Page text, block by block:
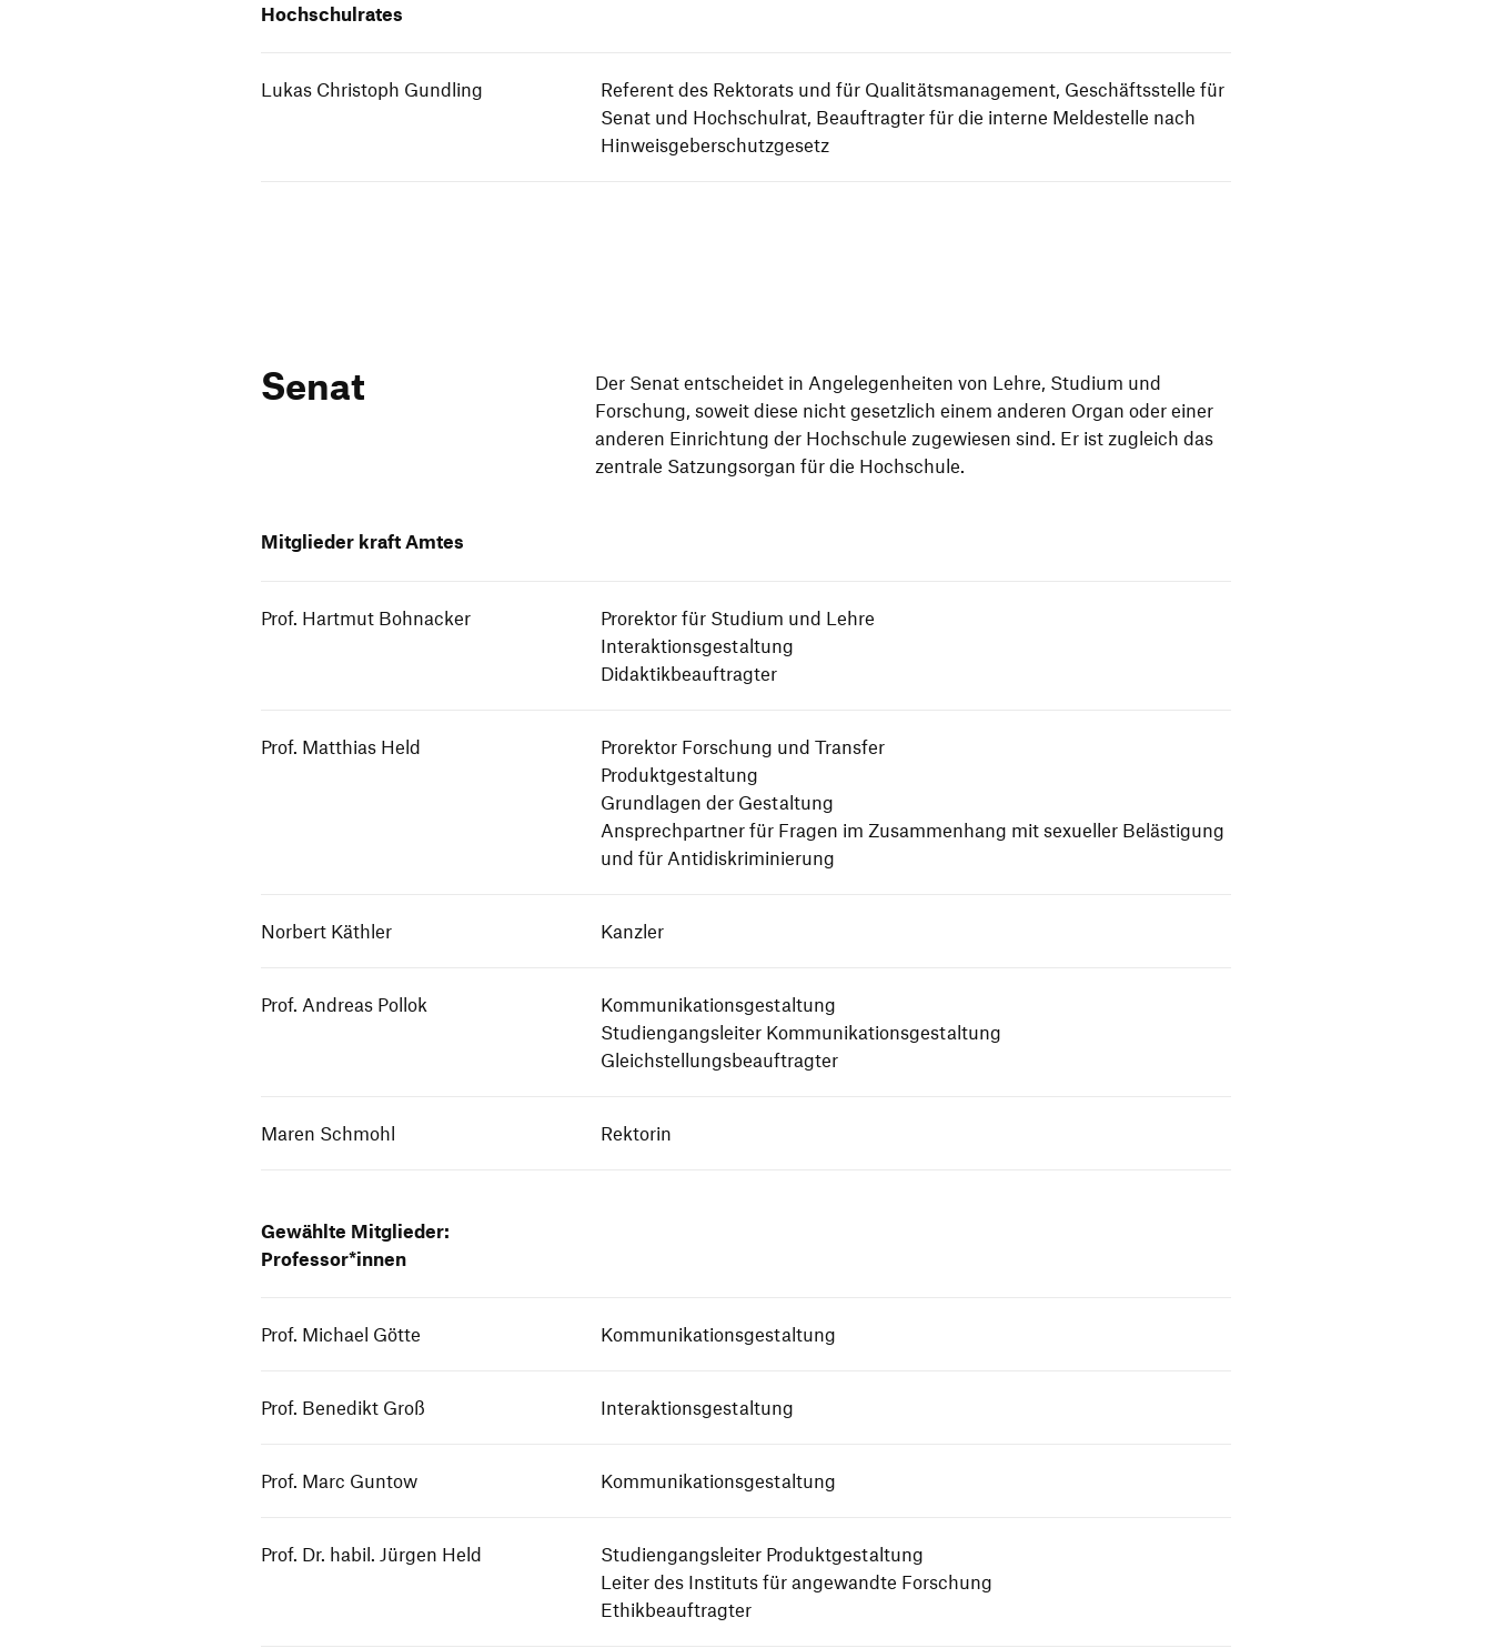
Hochschulrates
Lukas Christoph Gundling
Referent des Rektorats und für Qualitätsmanagement, Geschäftsstelle für
Senat und Hochschulrat, Beauftragter für die interne Meldestelle nach
Hinweisgeberschutzgesetz
Senat
Der Senat entscheidet in Ange­le­gen­heiten von Lehre, Studium und
Forschung, soweit diese nicht gesetz­lich einem anderen Organ oder einer
anderen Einrich­tung der Hoch­schule zuge­wiesen sind. Er ist zugleich das
zentrale Satzungs­organ für die Hochschule.
Mitglieder kraft Amtes
Prof. Hartmut Bohnacker
Prorektor für Studium und Lehre
Interaktionsgestaltung
Didaktikbeauftragter
Prof. Matthias Held
Prorektor Forschung und Transfer
Produktgestaltung
Grundlagen der Gestaltung
Ansprechpartner für Fragen im Zusam­men­hang mit sexu­eller Belästigung
und für Antidiskriminierung
Norbert Käthler Kanzler
Prof. Andreas Pollok
Kommunikationsgestaltung
Studiengangsleiter Kommunikationsgestaltung
Gleichstellungsbeauftragter
Maren Schmohl Rektorin
Gewählte Mitglieder:
Professor*innen
Prof. Michael Götte Kommunikationsgestaltung
Prof. Benedikt Groß Interaktionsgestaltung
Prof. Marc Guntow Kommunikationsgestaltung
Prof. Dr. habil. Jürgen Held
Studiengangsleiter Produktgestaltung
Leiter des Instituts für angewandte Forschung
Ethikbeauftragter